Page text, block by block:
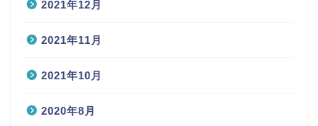
2021年12月
2021年11月
2021年10月
2020年8月